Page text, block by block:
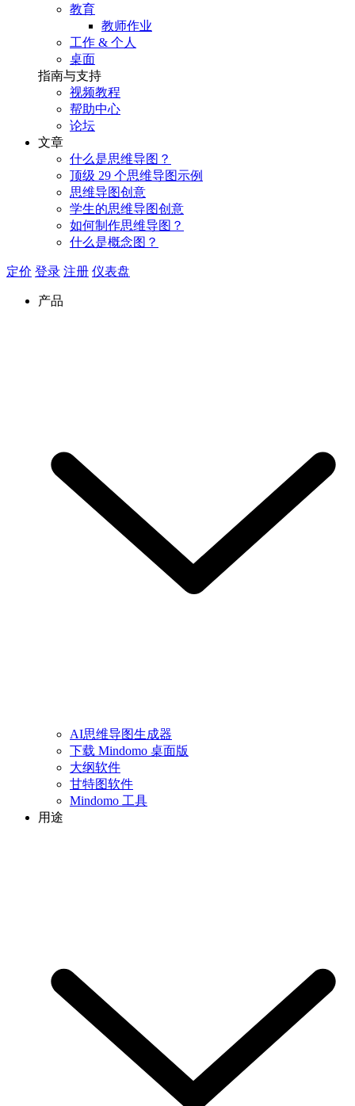
教育
教师作业
工作 & 个人
桌面
指南与支持
视频教程
帮助中心
论坛
文章
什么是思维导图？
顶级 29 个思维导图示例
思维导图创意
学生的思维导图创意
如何制作思维导图？
什么是概念图？
定价 登录 注册 仪表盘
产品
AI思维导图生成器
下载 Mindomo 桌面版
大纲软件
甘特图软件
Mindomo 工具
用途